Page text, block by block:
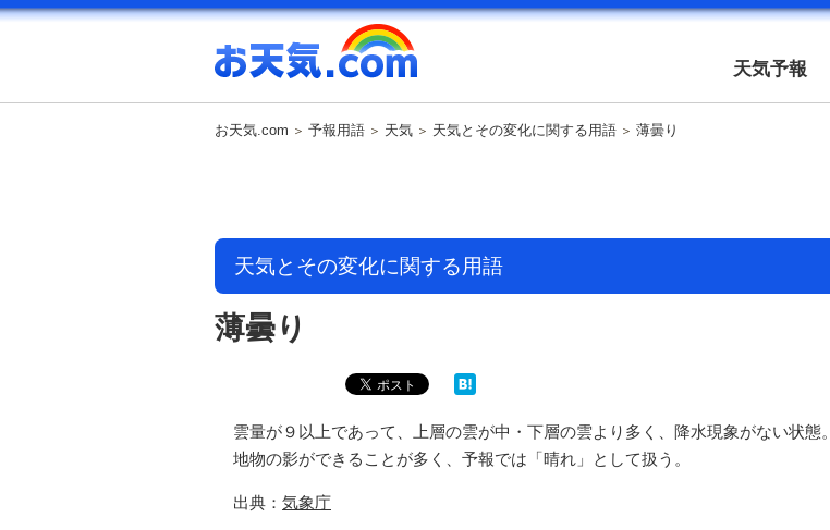
天気予報
お天気.com 予報用語 天気 天気とその変化に関する用語 薄曇り
天気とその変化に関する用語
薄曇り
雲量が９以上であって、上層の雲が中・下層の雲より多く、降水現象がない状態。
地物の影ができることが多く、予報では「晴れ」として扱う。
出典： 気象庁